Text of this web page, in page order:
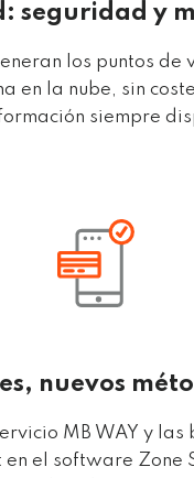
seguridad y
los puntos de
en la nube, sin
siempre
nuevos
MB WAY y
en el software Zone